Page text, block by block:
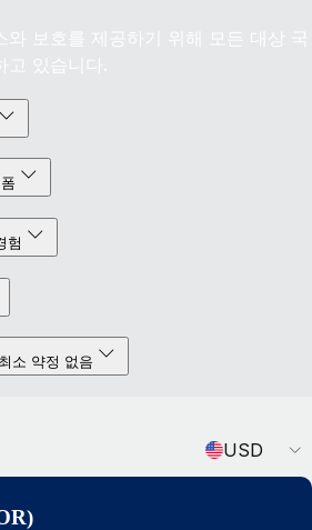
와 보호를 제공하기 위해 모든 대상 국
있습니다.
험
소 약정 없음
USD